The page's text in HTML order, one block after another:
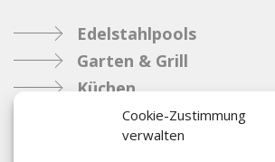
Cookie-Zustimmung
verwalten
Edelstahlpools
Garten & Grill
Küchen
Metallbau
Industrie